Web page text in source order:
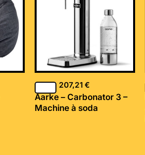
207,21€
Aarke – Carbonator 3 –
Machine à soda